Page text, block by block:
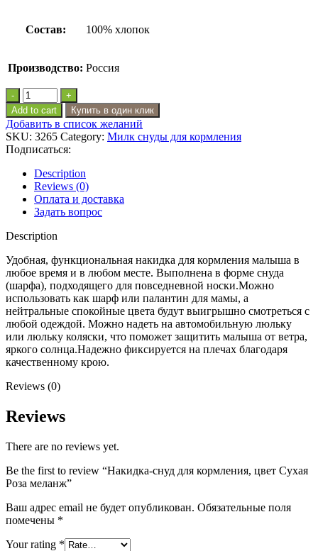
Состав: 100% хлопок
Производство: Россия
Накидка-
снуд
для
кормления,
цвет
Сухая
Роза
меланж
quantity
Add to cart Купить в один клик
Добавить в список желаний
SKU: 3265 Category: Милк снуды для кормления
Подписаться:
Description
Reviews (0)
Оплата и доставка
Задать вопрос
Description
Удобная, функциональная накидка для кормления малыша в
любое время и в любом месте. Выполнена в форме снуда
(шарфа), подходящего для повседневной носки.Можно
использовать как шарф или палантин для мамы, а
нейтральные спокойные цвета будут выигрышно смотреться с
любой одеждой. Можно надеть на автомобильную люльку
или люльку коляски, что поможет защитить малыша от ветра,
яркого солнца.Надежно фиксируется на плечах благодаря
качественному крою.
Reviews (0)
Reviews
There are no reviews yet.
Be the first to review “Накидка-снуд для кормления, цвет Сухая
Роза меланж”
Ваш адрес email не будет опубликован. Обязательные поля
помечены *
Your rating *